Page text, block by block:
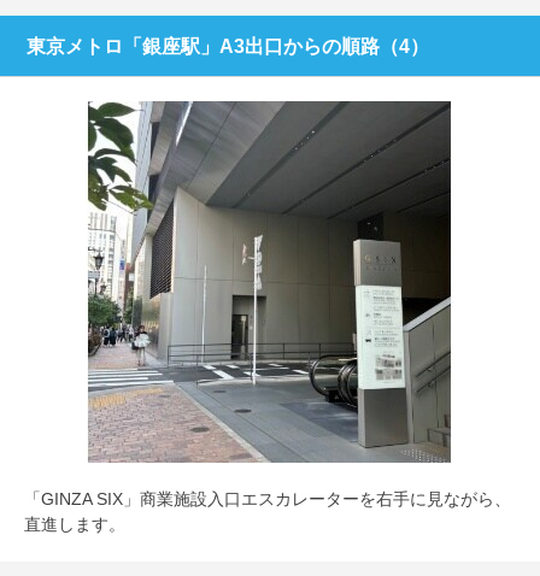
東京メトロ「銀座駅」A3出口からの順路（4）
「GINZA SIX」商業施設入口エスカレーターを右手に見ながら、
直進します。